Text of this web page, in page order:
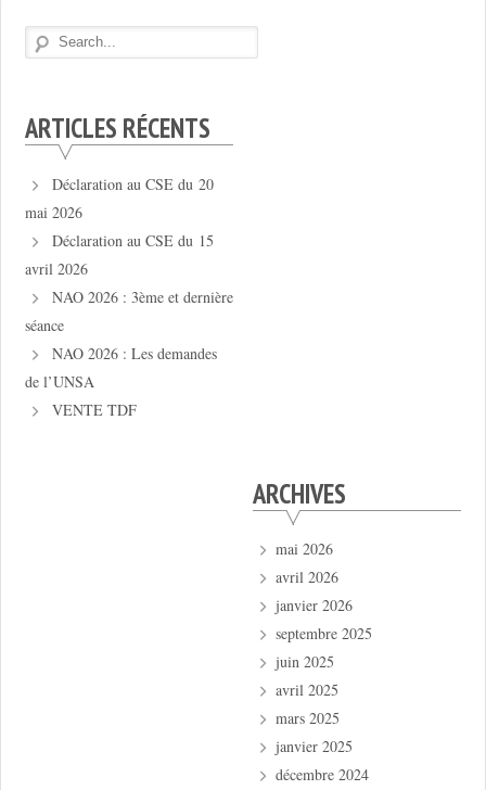
ARTICLES RÉCENTS
Déclaration au CSE du 20
mai 2026
Déclaration au CSE du 15
avril 2026
NAO 2026 : 3ème et dernière
séance
NAO 2026 : Les demandes
de l’UNSA
VENTE TDF
ARCHIVES
mai 2026
avril 2026
janvier 2026
septembre 2025
juin 2025
avril 2025
mars 2025
janvier 2025
décembre 2024